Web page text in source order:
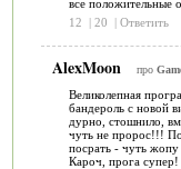
все положительные
12
| 20 | Ответить
AlexMoon про
Великолепная
бандероль с новой
дурно, стошнило,
чуть не пророс!!!
посрать - чуть жопу
Кароч, прога